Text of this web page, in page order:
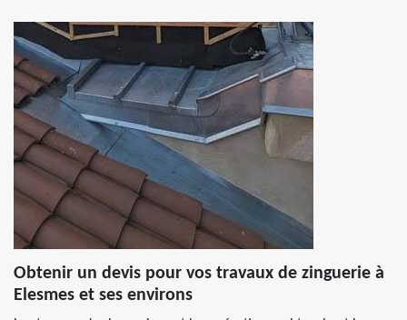
Obtenir un devis pour vos travaux de zinguerie à
Elesmes et ses environs